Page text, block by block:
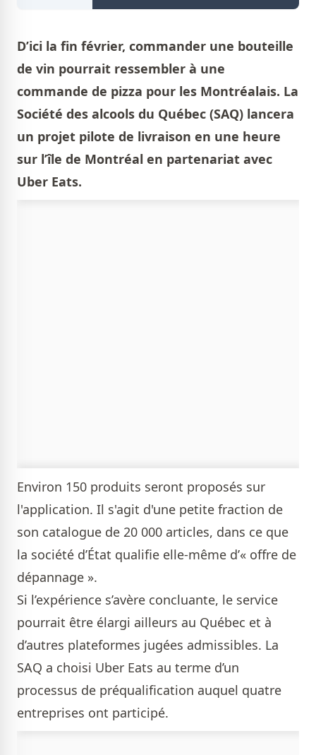
D’ici la fin février, commander une bouteille
de vin pourrait ressembler à une
commande de pizza pour les Montréalais. La
Société des alcools du Québec (SAQ) lancera
un projet pilote de livraison en une heure
sur l’île de Montréal en partenariat avec
Uber Eats.
Environ 150 produits seront proposés sur
l'application. Il s'agit d'une petite fraction de
son catalogue de 20 000 articles, dans ce que
la société d’État qualifie elle-même d’« offre de
dépannage ».
Si l’expérience s’avère concluante, le service
pourrait être élargi ailleurs au Québec et à
d’autres plateformes jugées admissibles. La
SAQ a choisi Uber Eats au terme d’un
processus de préqualification auquel quatre
entreprises ont participé.